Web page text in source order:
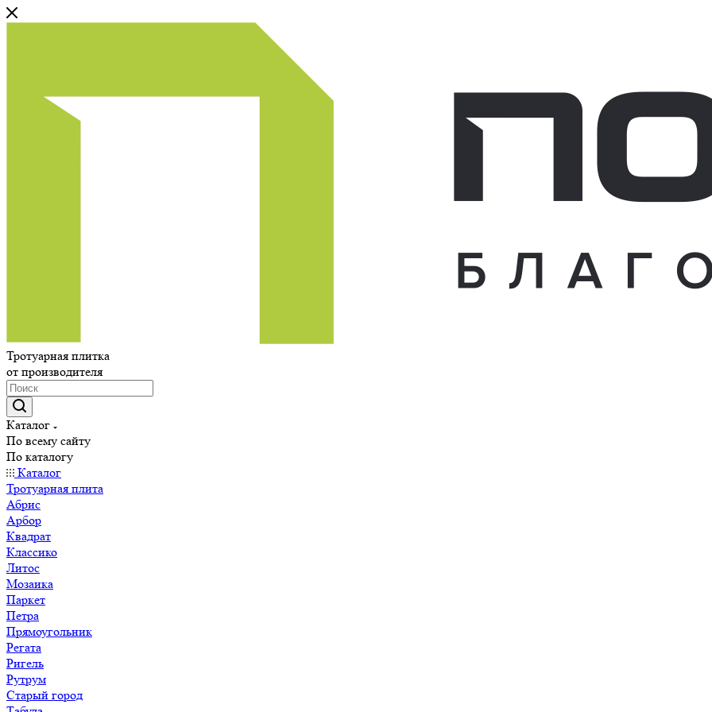
Тротуарная плитка
от производителя
Каталог
По всему сайту
По каталогу
Каталог
Тротуарная плита
Абрис
Арбор
Квадрат
Классико
Литос
Мозаика
Паркет
Петра
Прямоугольник
Регата
Ригель
Рутрум
Старый город